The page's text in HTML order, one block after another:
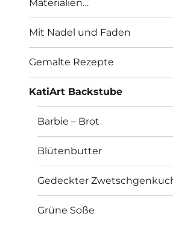
Materialien…
Mit Nadel und Faden
Gemalte Rezepte
KatiArt Backstube
Barbie – Brot
Blütenbutter
Gedeckter
Grüne Soße